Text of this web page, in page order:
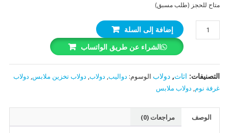
متاح للحجز (طلب مسبق)
كمية
دولاب
319
إضافة إلى السلة
الشراء عن طريق الواتساب
التصنيفات: اثاث, دولاب الوسوم: دواليب, دولاب, دولاب تخزين ملابس, دولاب
غرفة نوم, دولاب ملابس
الوصف مراجعات (0)